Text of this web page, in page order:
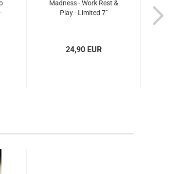
Madness - Work Rest &
Play - Limited 7"
24,90 EUR